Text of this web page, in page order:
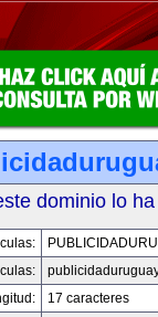
dominio lo
17 caracteres